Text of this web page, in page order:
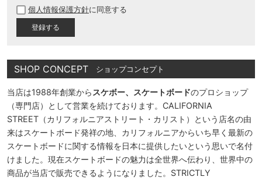
須
個人情報保護方針に同意する
SHOP CONCEPT ショップコンセプト
当店は1988年創業から スケボー、スケートボードのプロショップ
（専門店）として営業を続けております。CALIFORNIA
STREET（カリフォルニアストリート・カリスト）という店名の由
来はスケートボード発祥の地、カリフォルニアからいち早く最新の
スケートボードに関する情報を日本に提供したいという思いで名付
けました。現在スケートボードの魅力は全世界へ伝わり、世界中の
商品が当店で販売できるようになりました。STRICTLY